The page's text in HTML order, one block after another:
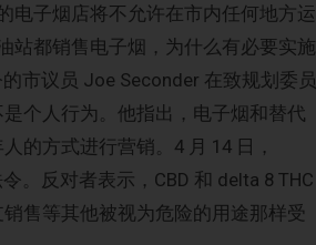
电子烟店将不允许在市内任何地方运
站都销售电子烟，为什么有必要实施
市议员 Joe Seconder 在致规划委员
个人行为。他指出，电子烟和替代
的方式进行营销。4 月 14 日，
。反对者表示，CBD 和 delta 8 THC
售等其他被视为危险的用途那样受